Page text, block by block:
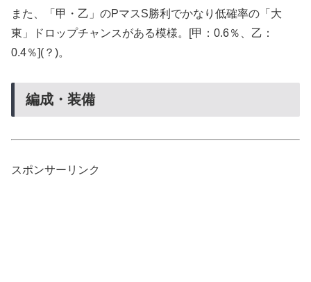
また、「甲・乙」のPマスS勝利でかなり低確率の「大
東」ドロップチャンスがある模様。[甲：0.6％、乙：
0.4％](？)。
編成・装備
スポンサーリンク